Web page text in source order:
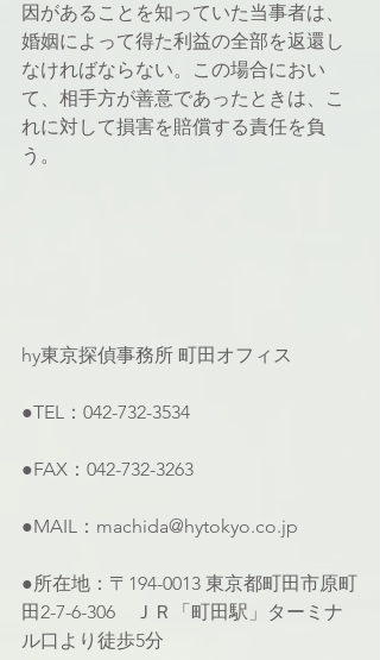
因があることを知っていた当事者は、
婚姻によって得た利益の全部を返還し
なければならない。この場合におい
て、相手方が善意であったときは、こ
れに対して損害を賠償する責任を負
う。
hy東京探偵事務所 町田オフィス
●TEL：042-732-3534
●FAX：042-732-3263
●MAIL：machida@hytokyo.co.jp
●所在地：〒194-0013 東京都町田市原町
田2-7-6-306　ＪＲ「町田駅」ターミナ
ル口より徒歩5分